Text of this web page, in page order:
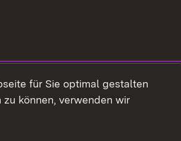
für Sie optimal gestalten
zu können, verwenden wir